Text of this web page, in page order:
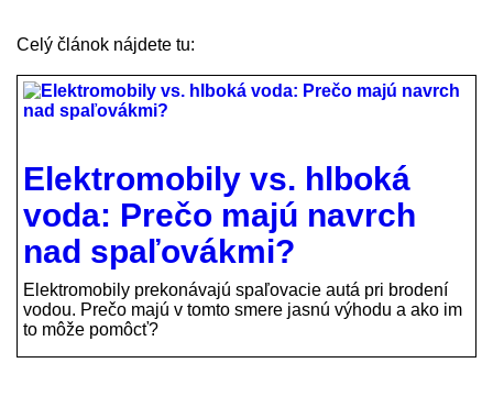
Celý článok nájdete tu:
Elektromobily vs. hlboká
voda: Prečo majú navrch
nad spaľovákmi?
Elektromobily prekonávajú spaľovacie autá pri brodení
vodou. Prečo majú v tomto smere jasnú výhodu a ako im
to môže pomôcť?